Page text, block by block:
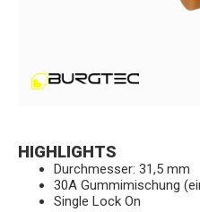
HIGHLIGHTS
Durchmesser: 31,5 mm
30A Gummimischung
Single Lock On